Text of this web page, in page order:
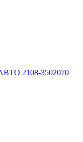
2108-3502070